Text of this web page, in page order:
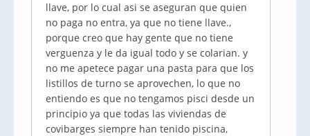
llave, por lo cual asi se aseguran que quien
no paga no entra, ya que no tiene llave.,
porque creo que hay gente que no tiene
verguenza y le da igual todo y se colarian. y
no me apetece pagar una pasta para que los
listillos de turno se aprovechen, lo que no
entiendo es que no tengamos pisci desde un
principio ya que todas las viviendas de
covibarges siempre han tenido piscina,